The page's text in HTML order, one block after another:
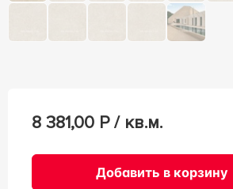
8 381,00 Р / кв.м.
Добавить в корзину